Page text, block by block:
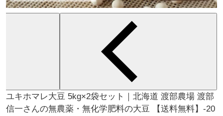
ユキホマレ大豆 5kg×2袋セット｜北海道 渡部農場 渡部
信一さんの無農薬・無化学肥料の大豆 【送料無料】-20